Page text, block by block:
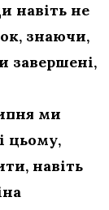
навіть не
знаючи,
завершені,
ми
цьому,
навіть